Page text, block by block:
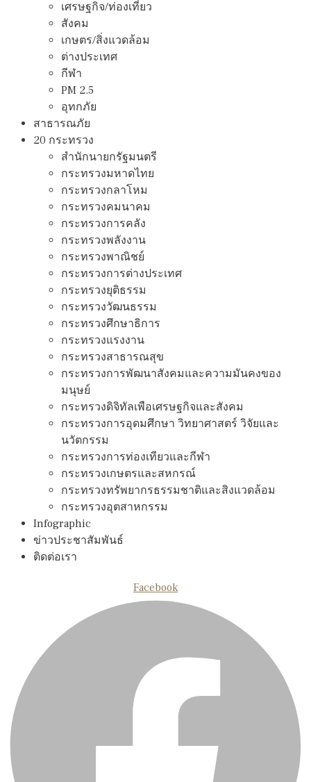
เศรษฐกิจ/ท่องเที่ยว
สังคม
เกษตร/สิ่งแวดล้อม
ต่างประเทศ
กีฬา
PM 2.5
อุทกภัย
สาธารณภัย
20 กระทรวง
สํานักนายกรัฐมนตรี
กระทรวงมหาดไทย
กระทรวงกลาโหม
กระทรวงคมนาคม
กระทรวงการคลัง
กระทรวงพลังงาน
กระทรวงพาณิชย์
กระทรวงการต่างประเทศ
กระทรวงยุติธรรม
กระทรวงวัฒนธรรม
กระทรวงศึกษาธิการ
กระทรวงแรงงาน
กระทรวงสาธารณสุข
กระทรวงการพัฒนาสังคมและความมันคงของ
มนุษย์
กระทรวงดิจิทัลเพือเศรษฐกิจและสังคม
กระทรวงการอุดมศึกษา วิทยาศาสตร์ วิจัยและ
นวัตกรรม
กระทรวงการท่องเทียวและกีฬา
กระทรวงเกษตรและสหกรณ์
กระทรวงทรัพยากรธรรมชาติและสิงแวดล้อม
กระทรวงอุตสาหกรรม
Infographic
ข่าวประชาสัมพันธ์
ติดต่อเรา
Facebook